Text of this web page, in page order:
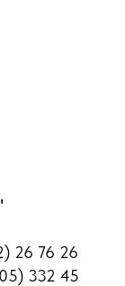
26 76 26
332 45